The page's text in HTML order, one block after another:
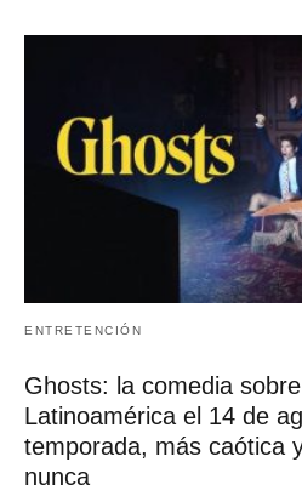
ENTRETENCIÓN
Ghosts: la comedia
Latinoamérica el 14 de
temporada, más caótica
nunca